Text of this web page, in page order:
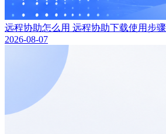
远程协助怎么用 远程协助下载使用步骤
2026-08-07